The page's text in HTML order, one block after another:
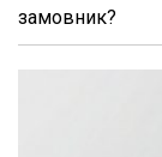
замовник?